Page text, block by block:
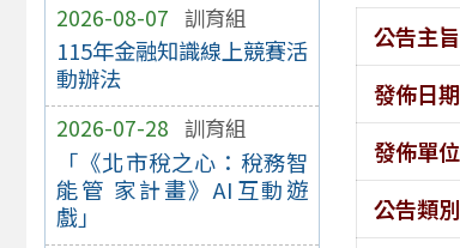
2026-08-07 訓育組
115年金融知識線上競賽活
動辦法
2026-07-28 訓育組
「《北市稅之心：稅務智
能管 家計畫》AI互動遊
戲」
公告主旨
發佈日期
發佈單位
公告類別